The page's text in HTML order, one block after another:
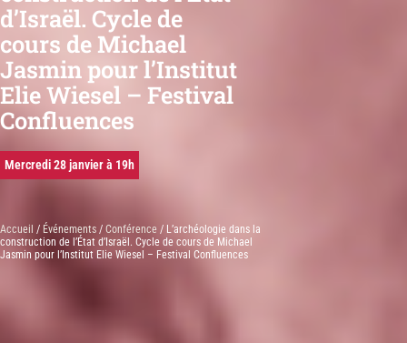
d’Israël. Cycle de
cours de Michael
Jasmin pour l’Institut
Elie Wiesel – Festival
Confluences
Mercredi 28 janvier à 19h
Accueil / Événements / Conférence / L’archéologie dans la
construction de l’État d’Israël. Cycle de cours de Michael
Jasmin pour l’Institut Elie Wiesel – Festival Confluences